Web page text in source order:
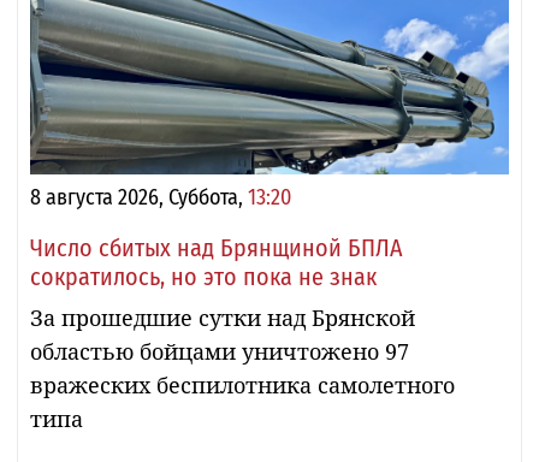
8 августа 2026, Суббота, 13:20
Число сбитых над Брянщиной БПЛА
сократилось, но это пока не знак
За прошедшие сутки над Брянской
областью бойцами уничтожено 97
вражеских беспилотника самолетного
типа